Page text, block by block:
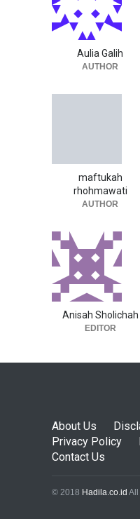
Aulia Galih
AUTHOR
maftukah
rhohmawati
AUTHOR
Anisah Sholichah
EDITOR
About Us
Privacy Policy
Contact Us
© 2018 Hadila.co.id All